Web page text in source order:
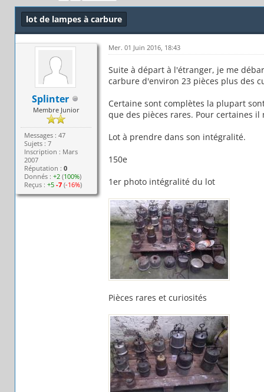
lot de lampes à carbure
Splinter
Membre Junior
Messages : 47
Sujets : 7
Inscription : Mars
2007
Réputation :0
Donnés :+2 (100%)
Reçus :+5 -7 (-16%)
Mer. 01 Juin 2016, 18:43
Suite à départ à l'étranger, je me
carbure d'environ 23 pièces plus des
Certaine sont complètes la plupart
que des pièces rares. Pour certaines
Lot à prendre dans son intégralité.
150e
1er photo intégralité du lot
Pièces rares et curiosités